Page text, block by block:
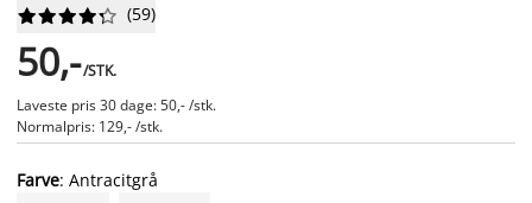





 (59)
50,-/STK.
Laveste pris 30 dage: 50,- /stk.
Normalpris: 129,- /stk.
Farve: Antracitgrå